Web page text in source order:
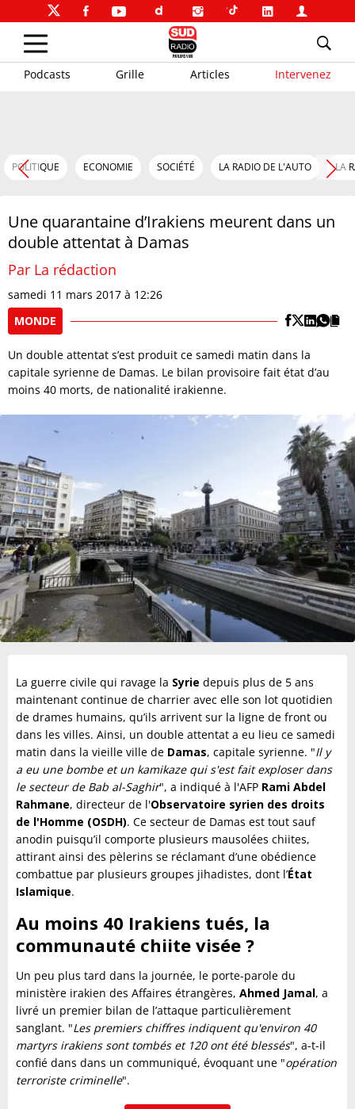
Podcasts Grille Articles Intervenez
POLITIQUE ECONOMIE SOCIÉTÉ LA RADIO DE L'AUTO LA
Une quarantaine d’Irakiens meurent dans un
double attentat à Damas
Par La rédaction
samedi 11 mars 2017 à 12:26
MONDE
Un double attentat s’est produit ce samedi matin dans la
capitale syrienne de Damas. Le bilan provisoire fait état d’au
moins 40 morts, de nationalité irakienne.
La guerre civile qui ravage la Syrie depuis plus de 5 ans
maintenant continue de charrier avec elle son lot quotidien
de drames humains, qu’ils arrivent sur la ligne de front ou
dans les villes. Ainsi, un double attentat a eu lieu ce samedi
matin dans la vieille ville de Damas, capitale syrienne. "Il y
a eu une bombe et un kamikaze qui s'est fait exploser dans
le secteur de Bab al-Saghir", a indiqué à l'AFP Rami Abdel
Rahmane, directeur de l'Observatoire syrien des droits
de l'Homme (OSDH). Ce secteur de Damas est tout sauf
anodin puisqu’il comporte plusieurs mausolées chiites,
attirant ainsi des pèlerins se réclamant d’une obédience
combattue par plusieurs groupes jihadistes, dont l’État
Islamique.
Au moins 40 Irakiens tués, la
communauté chiite visée ?
Un peu plus tard dans la journée, le porte-parole du
ministère irakien des Affaires étrangères, Ahmed Jamal, a
livré un premier bilan de l’attaque particulièrement
sanglant. "Les premiers chiffres indiquent qu'environ 40
martyrs irakiens sont tombés et 120 ont été blessés", a-t-il
confié dans dans un communiqué, évoquant une "opération
terroriste criminelle".